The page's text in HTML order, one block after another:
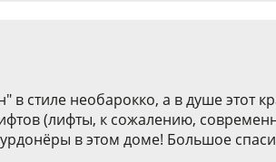
в стиле необарокко, а в душе
(лифты, к сожалению,
в этом доме! Большое